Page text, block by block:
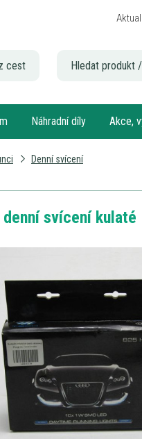
cest
Náhradní díly Akce,
Denní svícení
svícení kulaté